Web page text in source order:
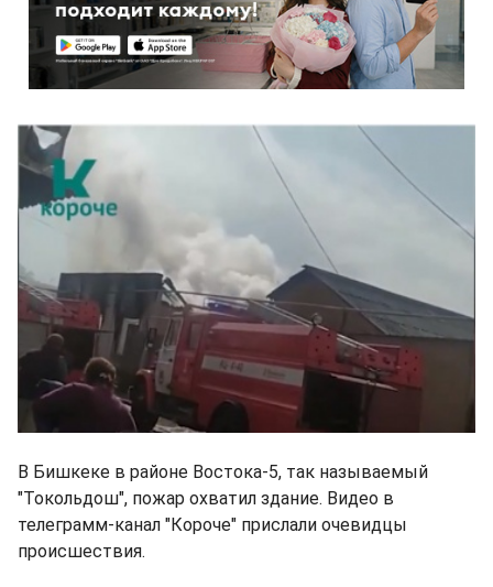
В Бишкеке в районе Востока-5, так называемый
"Токольдош", пожар охватил здание. Видео в
телеграмм-канал "Короче" прислали очевидцы
происшествия.